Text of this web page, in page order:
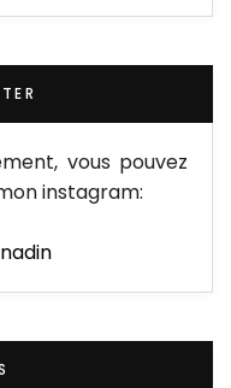
vous pouvez
instagram: